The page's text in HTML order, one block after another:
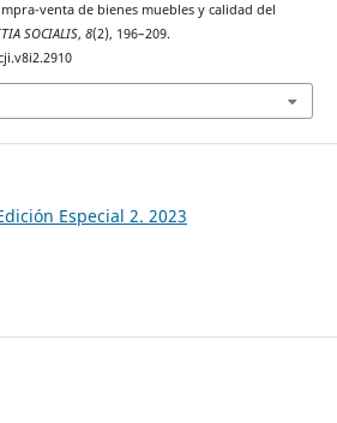
venta de bienes muebles y calidad del
SOCIALIS, 8(2), 196–209.
Especial 2. 2023